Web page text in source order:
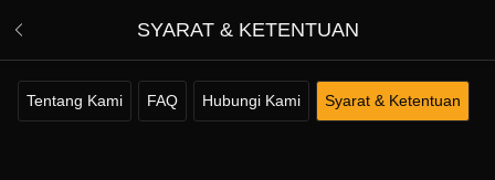
SYARAT & KETENTUAN
Tentang Kami FAQ Hubungi Kami Syarat & Ketentuan